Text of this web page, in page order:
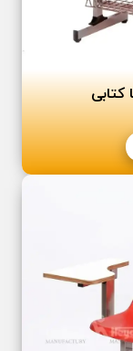
کتابی